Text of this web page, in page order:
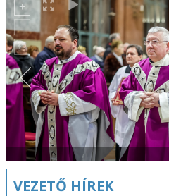
VEZETŐ HÍREK